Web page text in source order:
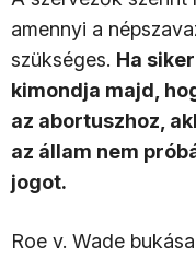
amennyi a
szükséges. Ha
kimondja majd,
az abortuszhoz,
az állam nem
jogot.
Roe v. Wade